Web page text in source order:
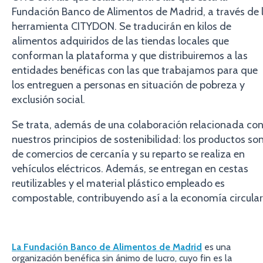
Fundación Banco de Alimentos de Madrid, a través de
herramienta CITYDON. Se traducirán en kilos de
alimentos adquiridos de las tiendas locales que
conforman la plataforma y que distribuiremos a las
entidades benéficas con las que trabajamos para que
los entreguen a personas en situación de pobreza y
exclusión social.
Se trata, además de una colaboración relacionada con
nuestros principios de sostenibilidad: los productos
de comercios de cercanía y su reparto se realiza en
vehículos eléctricos. Además, se entregan en cestas
reutilizables y el material plástico empleado es
compostable, contribuyendo así a la economía
La Fundación Banco de Alimentos de Madrid es una
organización benéfica sin ánimo de lucro, cuyo fin es la